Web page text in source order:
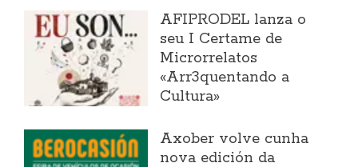
AFIPRODEL lanza o
seu I Certame de
Microrrelatos
«Arr3quentando a
Cultura»
Axober volve cunha
nova edición da